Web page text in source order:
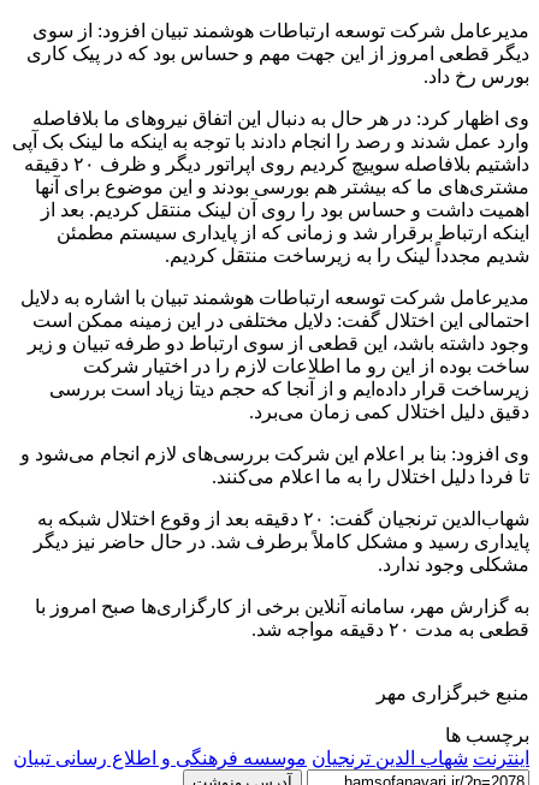
مدیرعامل شرکت توسعه ارتباطات هوشمند تبیان افزود: از سوی
دیگر قطعی امروز از این جهت مهم و حساس بود که در پیک کاری
بورس رخ داد.
وی اظهار کرد: در هر حال به دنبال این اتفاق نیروهای ما بلافاصله
وارد عمل شدند و رصد را انجام دادند با توجه به اینکه ما لینک بک آپی
داشتیم بلافاصله سوییچ کردیم روی اپراتور دیگر و ظرف ۲۰ دقیقه
مشتری‌های ما که بیشتر هم بورسی بودند و این موضوع برای آنها
اهمیت داشت و حساس بود را روی آن لینک منتقل کردیم. بعد از
اینکه ارتباط برقرار شد و زمانی که از پایداری سیستم مطمئن
شدیم مجدداً لینک را به زیرساخت منتقل کردیم.
مدیرعامل شرکت توسعه ارتباطات هوشمند تبیان با اشاره به دلایل
احتمالی این اختلال گفت: دلایل مختلفی در این زمینه ممکن است
وجود داشته باشد، این قطعی از سوی ارتباط دو طرفه تبیان و زیر
ساخت بوده از این رو ما اطلاعات لازم را در اختیار شرکت
زیرساخت قرار داده‌ایم و از آنجا که حجم دیتا زیاد است بررسی
دقیق دلیل اختلال کمی زمان می‌برد.
وی افزود: بنا بر اعلام این شرکت بررسی‌های لازم انجام می‌شود و
تا فردا دلیل اختلال را به ما اعلام می‌کنند.
شهاب‌الدین ترنجیان گفت: ۲۰ دقیقه بعد از وقوع اختلال شبکه به
پایداری رسید و مشکل کاملاً برطرف شد. در حال حاضر نیز دیگر
مشکلی وجود ندارد.
به گزارش مهر، سامانه آنلاین برخی از کارگزاری‌ها صبح امروز با
قطعی به مدت ۲۰ دقیقه مواجه شد.
منبع خبرگزاری مهر
برچسب ها
اینترنت شهاب الدین ترنجیان موسسه فرهنگی و اطلاع رسانی تبیان